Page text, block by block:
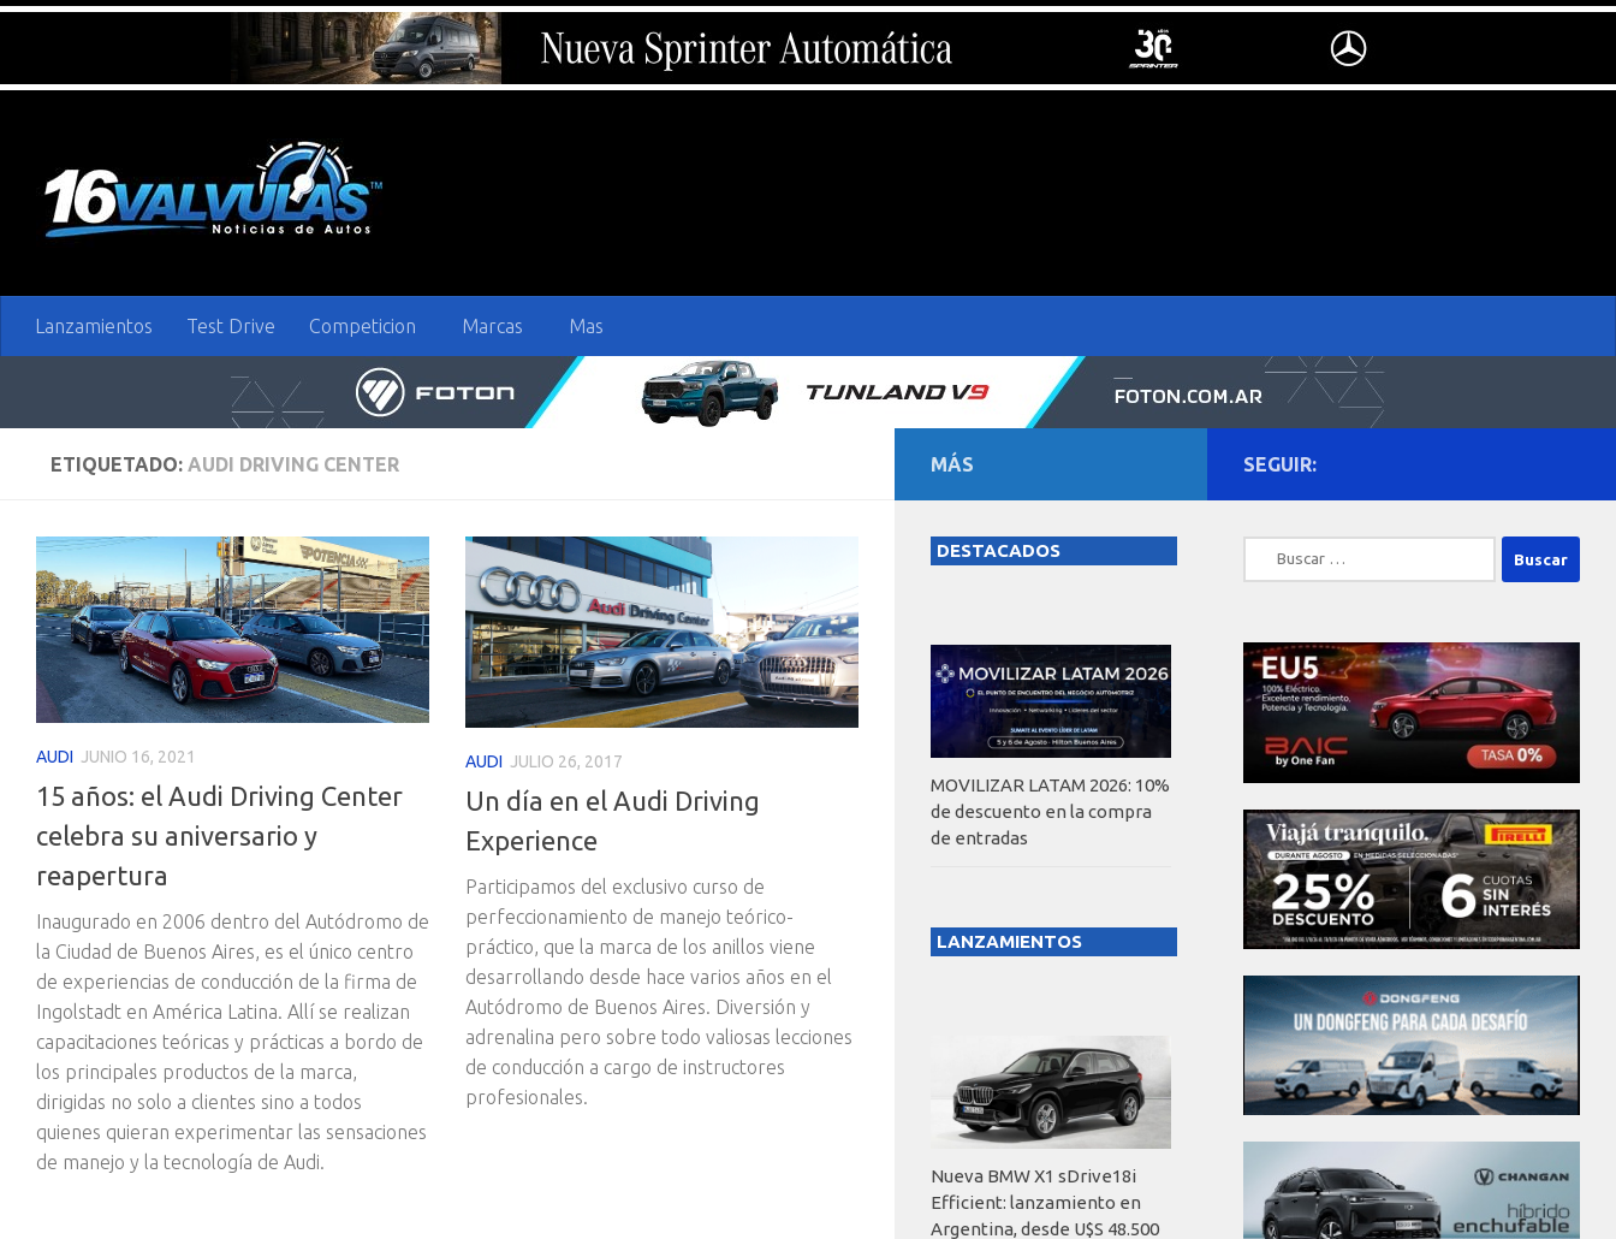
Lanzamientos Test Drive Competicion Marcas Mas
ETIQUETADO: AUDI DRIVING CENTER
AUDI JUNIO 16, 2021
15 años: el Audi Driving Center
celebra su aniversario y
reapertura
Inaugurado en 2006 dentro del Autódromo de
la Ciudad de Buenos Aires, es el único centro
de experiencias de conducción de la firma de
Ingolstadt en América Latina. Allí se realizan
capacitaciones teóricas y prácticas a bordo de
los principales productos de la marca,
dirigidas no solo a clientes sino a todos
quienes quieran experimentar las sensaciones
de manejo y la tecnología de Audi.
AUDI JULIO 26, 2017
Un día en el Audi Driving
Experience
Participamos del exclusivo curso de
perfeccionamiento de manejo teórico-
práctico, que la marca de los anillos viene
desarrollando desde hace varios años en el
Autódromo de Buenos Aires. Diversión y
adrenalina pero sobre todo valiosas lecciones
de conducción a cargo de instructores
profesionales.
SEGUIR:
Buscar:
MÁS
DESTACADOS
MOVILIZAR LATAM 2026: 10%
de descuento en la compra
de entradas
LANZAMIENTOS
Nueva BMW X1 sDrive18i
Efficient: lanzamiento en
Argentina, desde U$S 48.500